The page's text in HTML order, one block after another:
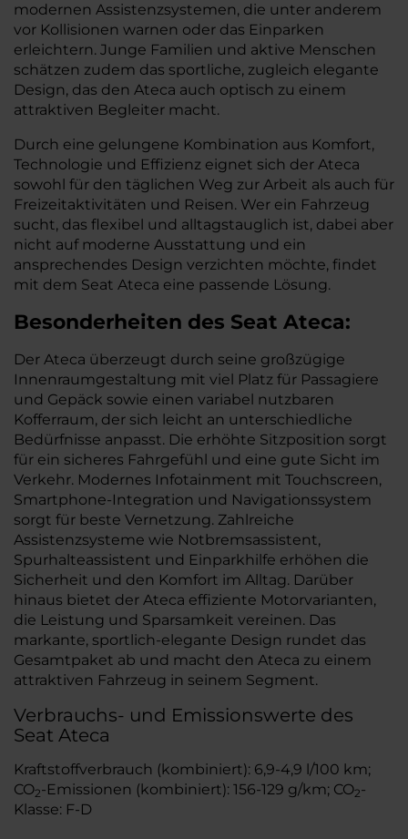
modernen Assistenzsystemen, die unter anderem
vor Kollisionen warnen oder das Einparken
erleichtern. Junge Familien und aktive Menschen
schätzen zudem das sportliche, zugleich elegante
Design, das den Ateca auch optisch zu einem
attraktiven Begleiter macht.
Durch eine gelungene Kombination aus Komfort,
Technologie und Effizienz eignet sich der Ateca
sowohl für den täglichen Weg zur Arbeit als auch für
Freizeitaktivitäten und Reisen. Wer ein Fahrzeug
sucht, das flexibel und alltagstauglich ist, dabei aber
nicht auf moderne Ausstattung und ein
ansprechendes Design verzichten möchte, findet
mit dem Seat Ateca eine passende Lösung.
Besonderheiten des Seat Ateca:
Der Ateca überzeugt durch seine großzügige
Innenraumgestaltung mit viel Platz für Passagiere
und Gepäck sowie einen variabel nutzbaren
Kofferraum, der sich leicht an unterschiedliche
Bedürfnisse anpasst. Die erhöhte Sitzposition sorgt
für ein sicheres Fahrgefühl und eine gute Sicht im
Verkehr. Modernes Infotainment mit Touchscreen,
Smartphone-Integration und Navigationssystem
sorgt für beste Vernetzung. Zahlreiche
Assistenzsysteme wie Notbremsassistent,
Spurhalteassistent und Einparkhilfe erhöhen die
Sicherheit und den Komfort im Alltag. Darüber
hinaus bietet der Ateca effiziente Motorvarianten,
die Leistung und Sparsamkeit vereinen. Das
markante, sportlich-elegante Design rundet das
Gesamtpaket ab und macht den Ateca zu einem
attraktiven Fahrzeug in seinem Segment.
Verbrauchs- und Emissionswerte des
Seat Ateca
Kraftstoffverbrauch (kombiniert): 6,9-4,9 l/100 km;
CO2-Emissionen (kombiniert): 156-129 g/km; CO2-
Klasse: F-D